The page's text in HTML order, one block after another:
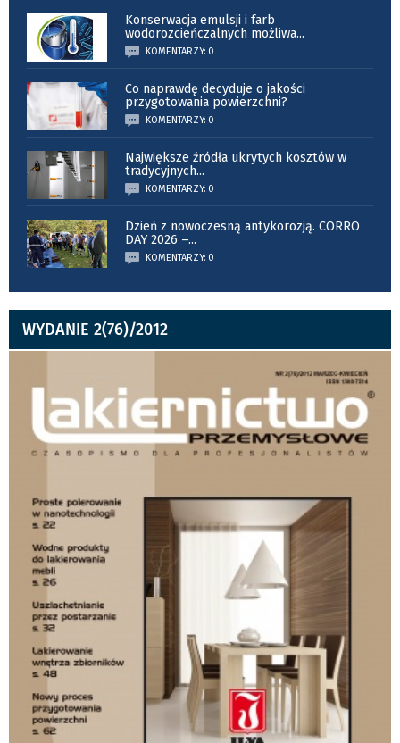
Konserwacja emulsji i farb
wodorozcieńczalnych możliwa...
KOMENTARZY: 0
Co naprawdę decyduje o jakości
przygotowania powierzchni?
KOMENTARZY: 0
Największe źródła ukrytych kosztów w
tradycyjnych...
KOMENTARZY: 0
Dzień z nowoczesną antykorozją. CORRO
DAY 2026 –...
KOMENTARZY: 0
WYDANIE 2(76)/2012